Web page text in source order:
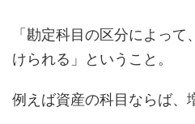
「勘定科目の区分によっ
けられる」ということ。
例えば資産の科目ならば、